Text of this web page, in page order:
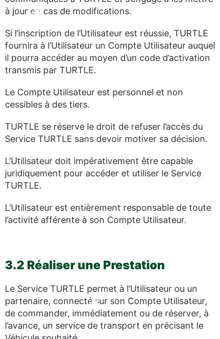
à jour en cas de modifications.
Si l’inscription de l’Utilisateur est réussie, TURTLE
fournira à l’Utilisateur un Compte Utilisateur auquel
il pourra accéder au moyen d’un code d’activation
transmis par TURTLE.
Le Compte Utilisateur est personnel et non
cessibles à des tiers.
TURTLE se réserve le droit de refuser l’accès du
Service TURTLE sans devoir motiver sa décision.
L’Utilisateur doit impérativement être capable
juridiquement pour accéder et utiliser le Service
TURTLE.
L’Utilisateur est entièrement responsable de toute
l’activité afférente à son Compte Utilisateur.
3.2 Réaliser une Prestation
Le Service TURTLE permet à l’Utilisateur ou un
partenaire, connecté sur son Compte Utilisateur,
de commander, immédiatement ou de réserver, à
l’avance, un service de transport en précisant le